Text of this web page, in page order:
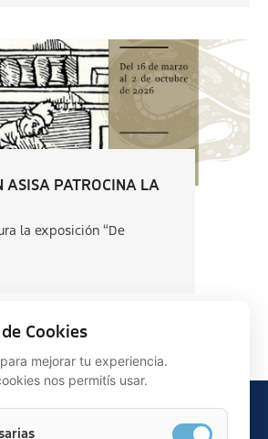
ASISA PATROCINA LA
la exposición “De
Cookies
mejorar tu experiencia.
nos permitís usar.